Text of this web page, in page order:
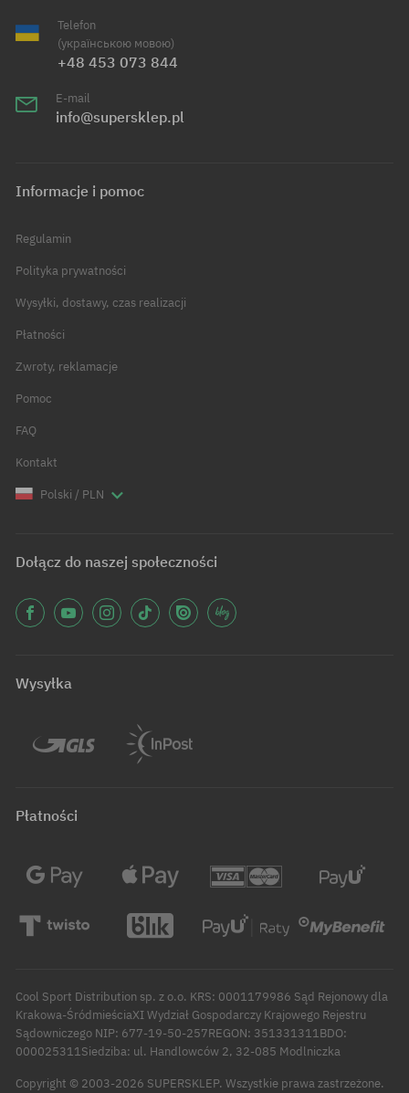
Telefon
(українською мовою)
+48 453 073 844
E-mail
info@supersklep.pl
Informacje i pomoc
Regulamin
Polityka prywatności
Wysyłki, dostawy, czas realizacji
Płatności
Zwroty, reklamacje
Pomoc
FAQ
Kontakt
Polski / PLN
Dołącz do naszej społeczności
Wysyłka
Płatności
Cool Sport Distribution sp. z o.o. KRS: 0001179986 Sąd Rejonowy dla
Krakowa-ŚródmieściaXI Wydział Gospodarczy Krajowego Rejestru
Sądowniczego NIP: 677-19-50-257REGON: 351331311BDO:
000025311Siedziba: ul. Handlowców 2, 32-085 Modlniczka
Copyright © 2003-2026 SUPERSKLEP. Wszystkie prawa zastrzeżone.